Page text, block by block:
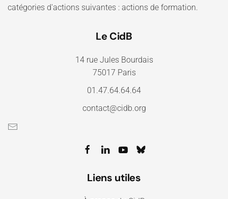
catégories d'actions suivantes : actions de formation.
Le CidB
14 rue Jules Bourdais
75017 Paris
01.47.64.64.64
contact@cidb.org
Liens utiles